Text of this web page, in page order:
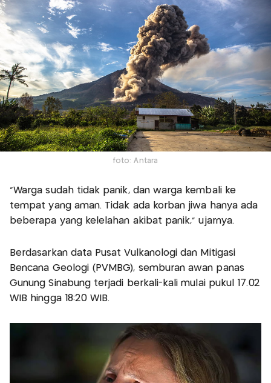
foto: Antara
"Warga sudah tidak panik, dan warga kembali ke
tempat yang aman. Tidak ada korban jiwa hanya ada
beberapa yang kelelahan akibat panik," ujarnya.
Berdasarkan data Pusat Vulkanologi dan Mitigasi
Bencana Geologi (PVMBG), semburan awan panas
Gunung Sinabung terjadi berkali-kali mulai pukul 17.02
WIB hingga 18:20 WIB.